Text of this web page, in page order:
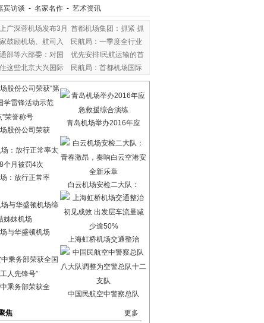
宾访谈 - 名家名作 - 艺术资讯
广深蓉机场发布3月 首都机场集团：抓紧 抓
鼓励机场、航司入
民航局：一季度全行业
部等六部委：对国
优先安排!民航运输的首
这些北京大兴国际
民航局：首都机场国际
股份公司荣获
青岛机场举办2016年应
：放行正常率
白云机场安检二大队：
与华盛顿机场
上海虹桥机场交通整治
乘务部荣获全
中国民航空中警察总队
焦 更多